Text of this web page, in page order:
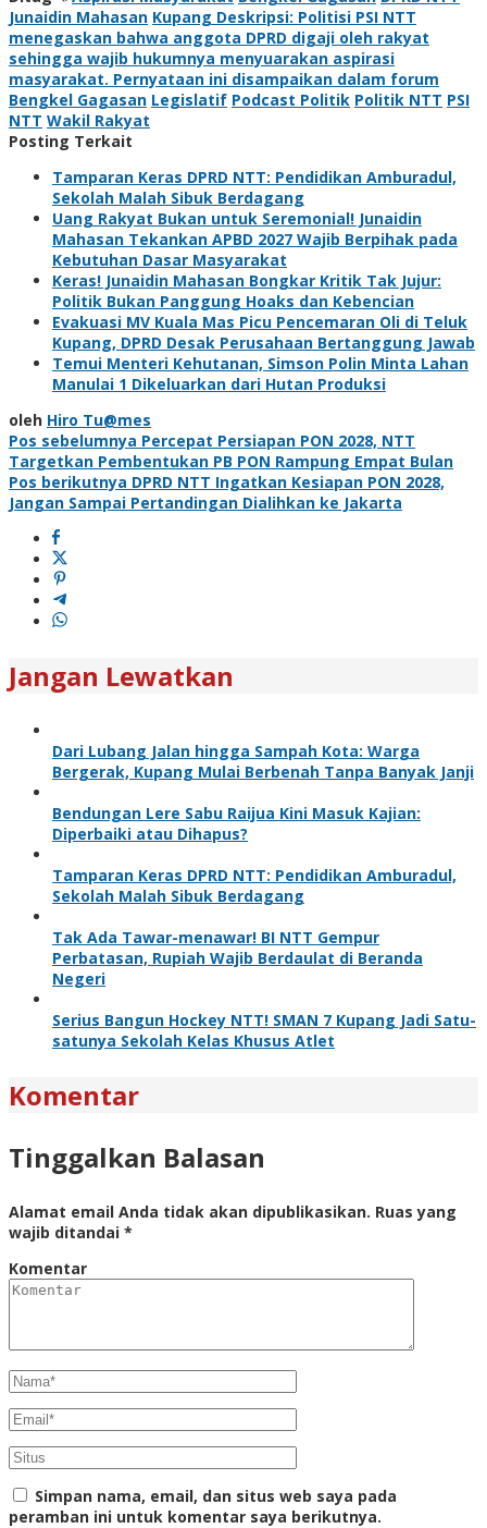
Junaidin Mahasan Kupang Deskripsi: Politisi PSI NTT
menegaskan bahwa anggota DPRD digaji oleh rakyat
sehingga wajib hukumnya menyuarakan aspirasi
masyarakat. Pernyataan ini disampaikan dalam forum
Bengkel Gagasan Legislatif Podcast Politik Politik NTT PSI
NTT Wakil Rakyat
Posting Terkait
Tamparan Keras DPRD NTT: Pendidikan Amburadul,
Sekolah Malah Sibuk Berdagang
Uang Rakyat Bukan untuk Seremonial! Junaidin
Mahasan Tekankan APBD 2027 Wajib Berpihak pada
Kebutuhan Dasar Masyarakat
Keras! Junaidin Mahasan Bongkar Kritik Tak Jujur:
Politik Bukan Panggung Hoaks dan Kebencian
Evakuasi MV Kuala Mas Picu Pencemaran Oli di Teluk
Kupang, DPRD Desak Perusahaan Bertanggung Jawab
Temui Menteri Kehutanan, Simson Polin Minta Lahan
Manulai 1 Dikeluarkan dari Hutan Produksi
oleh Hiro Tu@mes
Navigasi
pos
Pos sebelumnya Percepat Persiapan PON 2028, NTT
Targetkan Pembentukan PB PON Rampung Empat Bulan
Pos berikutnya DPRD NTT Ingatkan Kesiapan PON 2028,
Jangan Sampai Pertandingan Dialihkan ke Jakarta
Jangan Lewatkan
Dari Lubang Jalan hingga Sampah Kota: Warga
Bergerak, Kupang Mulai Berbenah Tanpa Banyak Janji
Bendungan Lere Sabu Raijua Kini Masuk Kajian:
Diperbaiki atau Dihapus?
Tamparan Keras DPRD NTT: Pendidikan Amburadul,
Sekolah Malah Sibuk Berdagang
Tak Ada Tawar-menawar! BI NTT Gempur
Perbatasan, Rupiah Wajib Berdaulat di Beranda
Negeri
Serius Bangun Hockey NTT! SMAN 7 Kupang Jadi Satu-
satunya Sekolah Kelas Khusus Atlet
Komentar
Tinggalkan Balasan
Alamat email Anda tidak akan dipublikasikan. Ruas yang
wajib ditandai *
Komentar
Simpan nama, email, dan situs web saya pada
peramban ini untuk komentar saya berikutnya.